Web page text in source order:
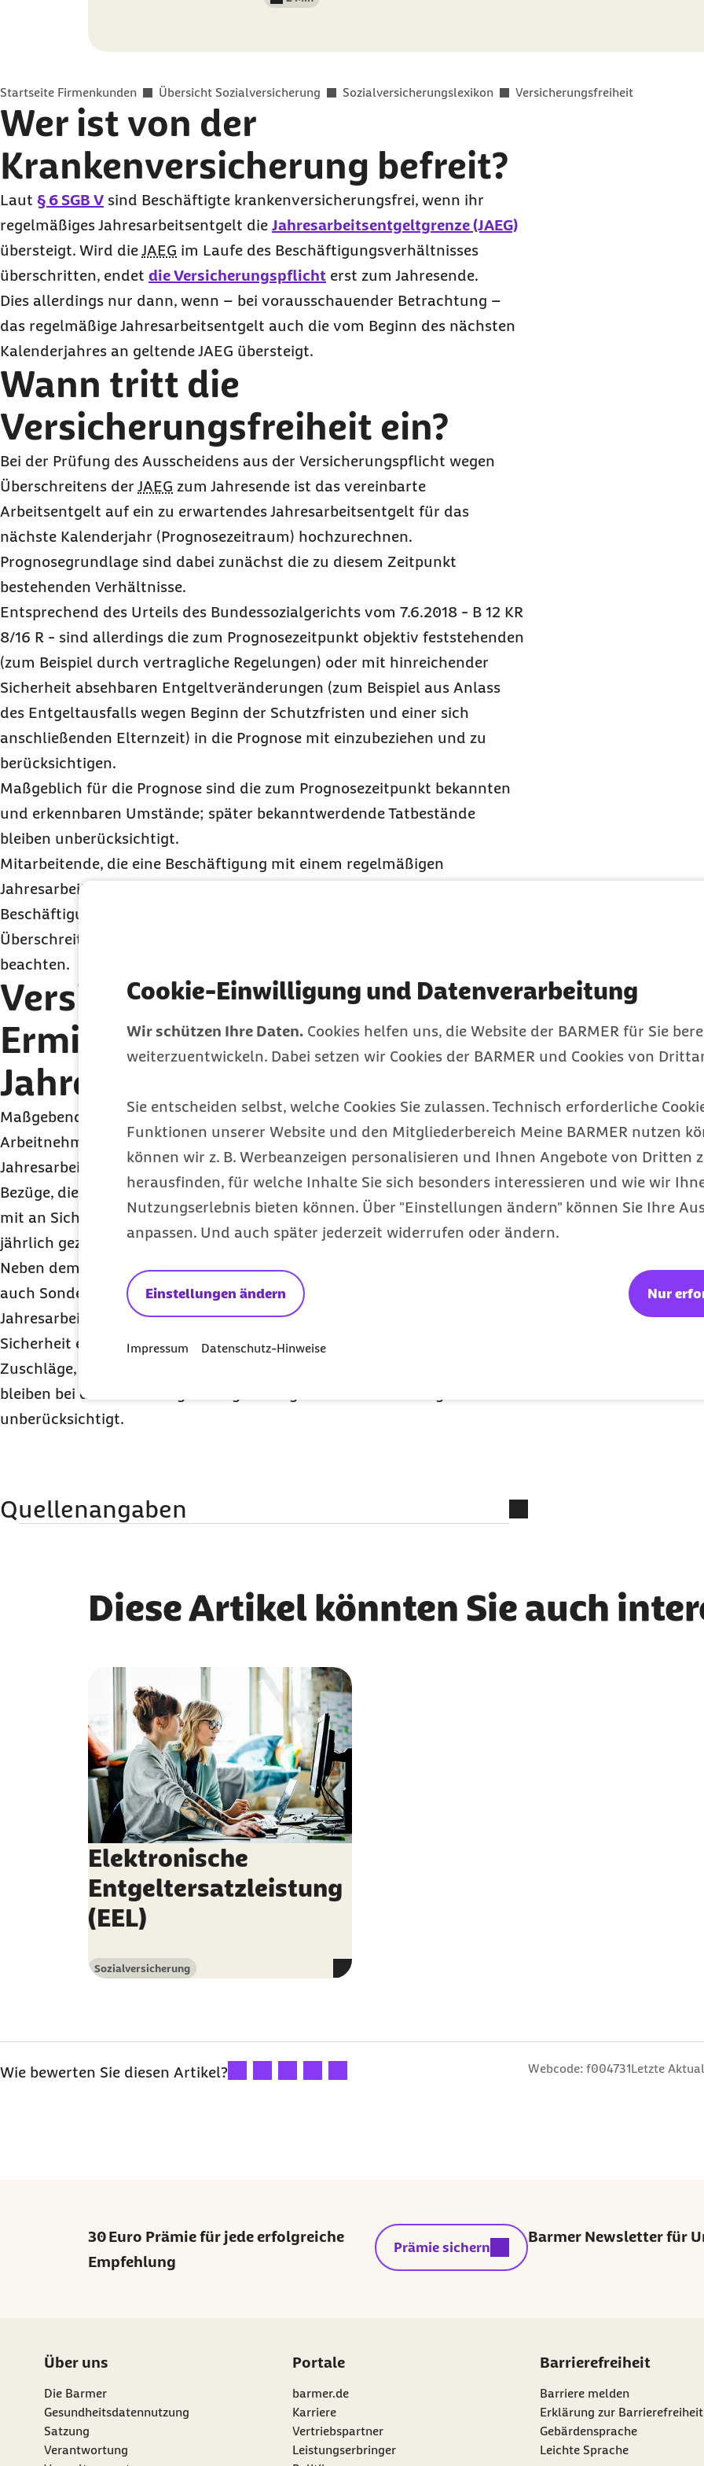
Cookie-Einwilligung und Datenverarbeitung
Wir schützen Ihre Daten. Cookies helfen uns, die Website der BARMER für Sie
weiterzuentwickeln. Dabei setzen wir Cookies der BARMER und Cookies von
Sie entscheiden selbst, welche Cookies Sie zulassen. Technisch erforderliche
Funktionen unserer Website und den Mitgliederbereich Meine BARMER nutzen
können wir z. B. Werbeanzeigen personalisieren und Ihnen Angebote von Dritten
herausfinden, für welche Inhalte Sie sich besonders interessieren und wie wir
Nutzungserlebnis bieten können. Über "Einstellungen ändern" können Sie Ihre
anpassen. Und auch später jederzeit widerrufen oder ändern.
Einstellungen ändern Nur
Impressum Datenschutz-Hinweise
Lesedauer weniger als
Sie befinden sich hier:
Startseite Firmenkunden Übersicht Sozialversicherung Sozialversicherungslexikon Versicherungsfreiheit
Wer ist von der
Krankenversicherung befreit?
Laut § 6 SGB V sind Beschäftigte krankenversicherungsfrei, wenn ihr
regelmäßiges Jahresarbeitsentgelt die Jahresarbeitsentgeltgrenze (JAEG)
übersteigt. Wird dieJAEG im Laufe des Beschäftigungsverhältnisses
überschritten, endet die Versicherungspflicht erst zum Jahresende.
Dies allerdings nur dann, wenn – bei vorausschauender Betrachtung –
das regelmäßige Jahresarbeitsentgelt auch die vom Beginn des nächsten
Kalenderjahres an geltende JAEG übersteigt.
Wann tritt die
Versicherungsfreiheit ein?
Bei der Prüfung des Ausscheidens aus der Versicherungspflicht wegen
Überschreitens der JAEG zum Jahresende ist das vereinbarte
Arbeitsentgelt auf ein zu erwartendes Jahresarbeitsentgelt für das
nächste Kalenderjahr (Prognosezeitraum) hochzurechnen.
Prognosegrundlage sind dabei zunächst die zu diesem Zeitpunkt
bestehenden Verhältnisse.
Entsprechend des Urteils des Bundessozialgerichts vom 7.6.2018 - B 12 KR
8/16 R - sind allerdings die zum Prognosezeitpunkt objektiv feststehenden
(zum Beispiel durch vertragliche Regelungen) oder mit hinreichender
Sicherheit absehbaren Entgeltveränderungen (zum Beispiel aus Anlass
des Entgeltausfalls wegen Beginn der Schutzfristen und einer sich
anschließenden Elternzeit) in die Prognose mit einzubeziehen und zu
berücksichtigen.
Maßgeblich für die Prognose sind die zum Prognosezeitpunkt bekannten
und erkennbaren Umstände; später bekanntwerdende Tatbestände
bleiben unberücksichtigt.
Mitarbeitende, die eine Beschäftigung mit einem regelmäßigen
Jahresarbeitsentgelt über der
Beschäftigung versicherungsfrei. Bei Aufnahme einer Beschäftigung mit
Überschreiten der
beachten.
Versicherungsfreiheit:
Ermittlung des regelmäßigen
Jahresarbeitsentgelts
Maßgebend für die Beurteilung der Versicherungsfreiheit von
Arbeitnehmern und Arbeitnehmerinnen ist das regelmäßige
Jahresarbeitsentgelt. Zum regelmäßigen Jahresarbeitsentgelt gehören alle
Bezüge, die Arbeitsentgelt im Sinne der Sozialversicherung darstellen und
mit an Sicherheit grenzender Wahrscheinlichkeit mindestens einmal
jährlich gezahlt werden.
Neben dem regelmäßig zu zahlendem laufendem Arbeitsentgelt sind also
auch Sonderzuwendungen bei der Ermittlung des regelmäßigen
Jahresarbeitsentgelts zu berücksichtigen, wenn sie mit hinreichender
Sicherheit erwartet werden können.
Zuschläge, die mit Rücksicht auf den Familienstand gezahlt werden,
bleiben bei der Ermittlung des regelmäßigen Jahresarbeitsentgelts
unberücksichtigt.
Quellenangaben
MBO Verlag GmbH
Diese Artikel könnten Sie auch
Elektronische
Entgeltersatzleistung
(EEL)
Kategorie
Sozialversicherung
Wie bewerten Sie diesen Artikel?Ihre Bewertung: 1 Stern
Ihre Bewertung: 2 Sterne
Ihre Bewertung: 3 Sterne
Ihre Bewertung: 4 Sterne
Ihre Bewertung: 5 Sterne Webcode: f004731Letzte
30 Euro Prämie für jede erfolgreiche
Empfehlung
externer Link:
Prämie sichern
Barmer Newsletter für
Über uns
Die Barmer
Gesundheitsdatennutzung
Satzung
Verantwortung
Portale
barmer.de
Karriere
Vertriebspartner
Leistungserbringer
Barrierefreiheit
Barriere melden
Erklärung zur Barrierefreiheit
Gebärdensprache
Leichte Sprache